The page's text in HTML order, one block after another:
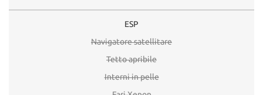
ESP
Navigatore satellitare
Tetto apribile
Interni in pelle